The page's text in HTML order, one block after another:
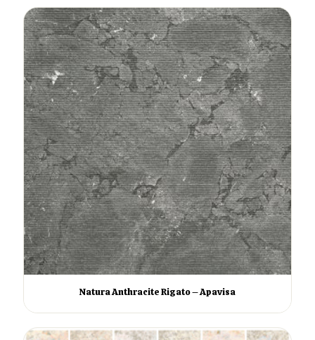
Natura Anthracite Rigato – Apavisa